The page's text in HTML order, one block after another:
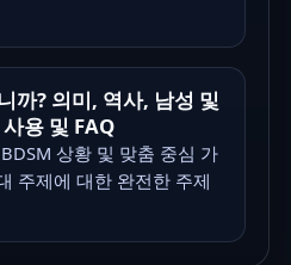
까? 의미, 역사, 남성 및
용 및 FAQ
상황 및 맞춤 중심 가
주제에 대한 완전한 주제